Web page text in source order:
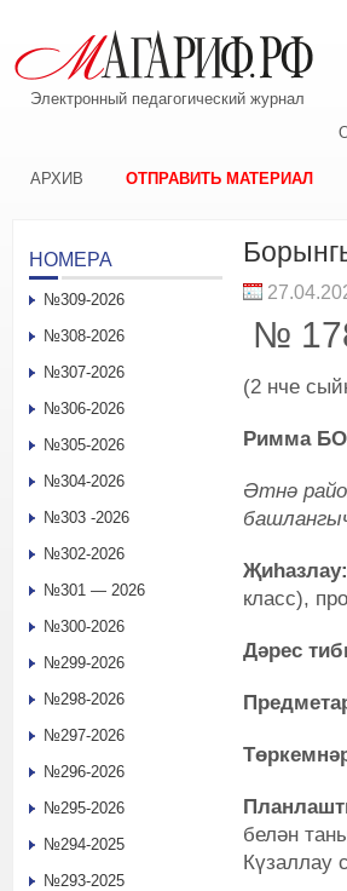
Электронный педагогический журнал
АРХИВ ОТПРАВИТЬ МАТЕРИАЛ
№
(2 нче
Римма
Әтнә
Җиһазлау:
класс),
Дәрес
белән
Күзаллау
НОМЕРА
№309-2026
№308-2026
№307-2026
№306-2026
№305-2026
№304-2026
№303 -2026
№302-2026
№301 — 2026
№300-2026
№299-2026
№298-2026
№297-2026
№296-2026
№295-2026
№294-2025
№293-2025